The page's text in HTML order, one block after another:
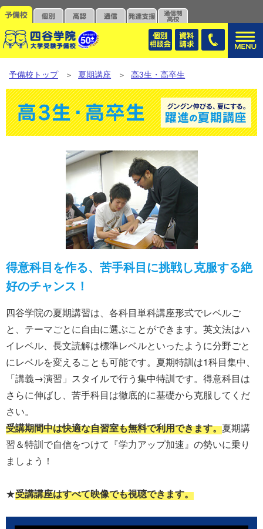
予備校トップ＞夏期講座＞高3生・高卒生
得意科目を作る、苦手科目に挑戦し克服する絶
好のチャンス！
四谷学院の夏期講習は、各科目単科講座形式でレベルご
と、テーマごとに自由に選ぶことができます。英文法はハ
イレベル、長文読解は標準レベルといったように分野ごと
にレベルを変えることも可能です。夏期特訓は1科目集中、
「講義→演習」スタイルで行う集中特訓です。得意科目は
さらに伸ばし、苦手科目は徹底的に基礎から克服してくだ
さい。
受講期間中は快適な自習室も無料で利用できます。夏期講
習＆特訓で自信をつけて『学力アップ加速』の勢いに乗り
ましょう！
★受講講座はすべて映像でも視聴できます。